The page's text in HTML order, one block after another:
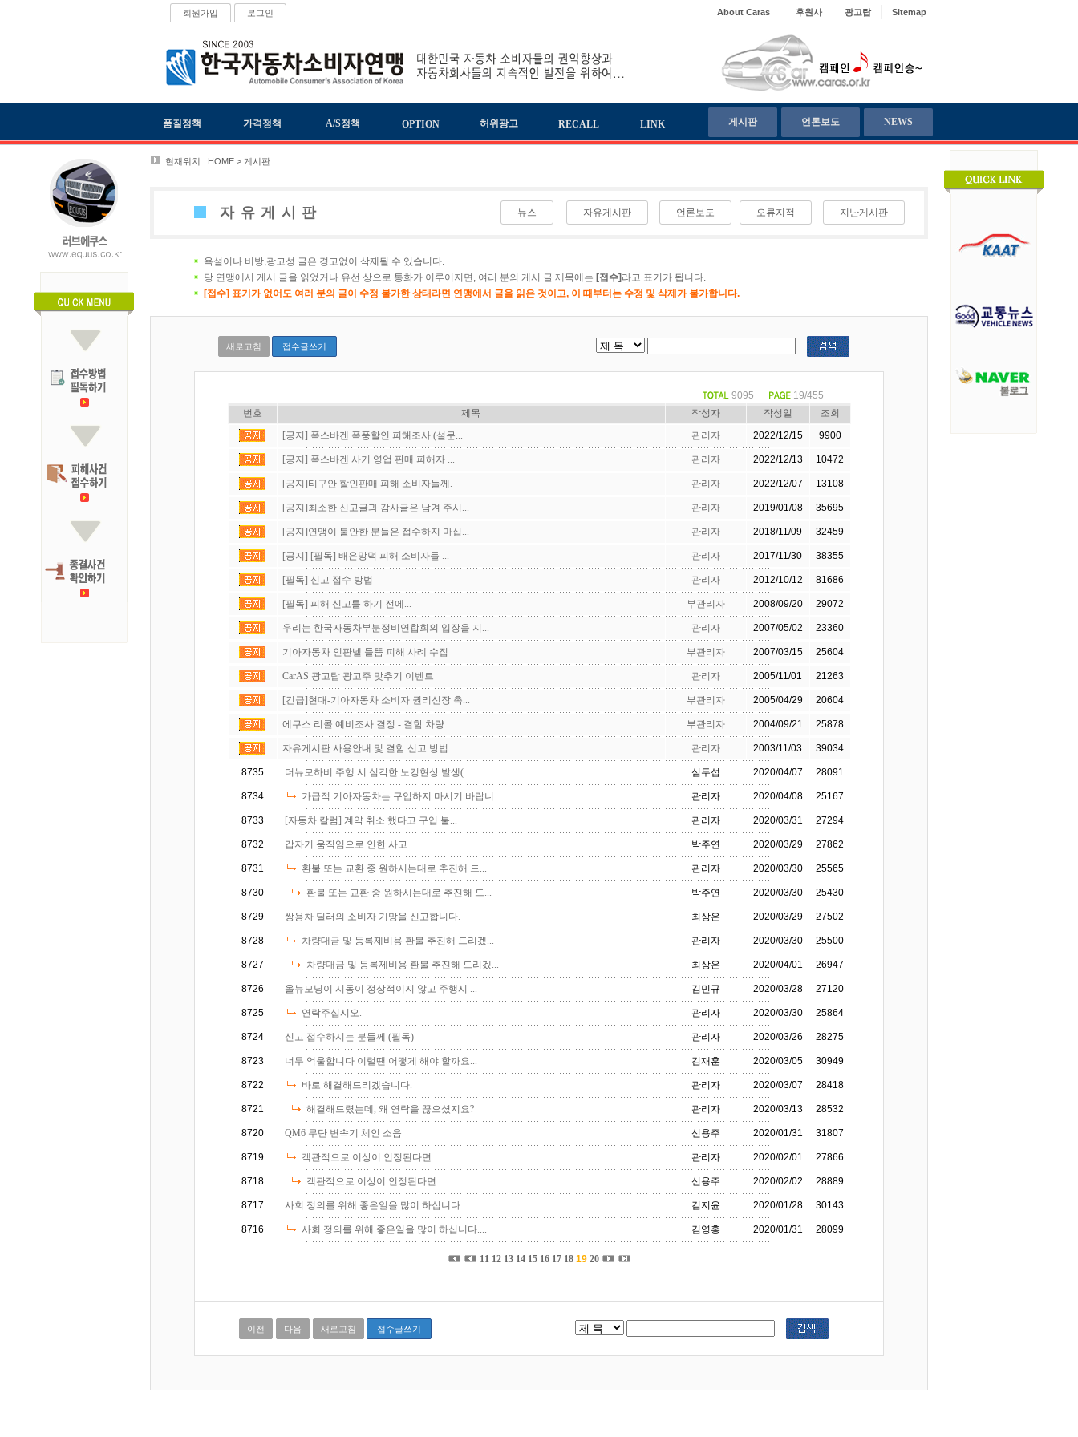
회원가입 로그인 About Caras 후원사 광고탑 Sitemap
품질정책 가격정책 A/S정책 OPTION 허위광고 RECALL LINK 게시판 언론보도 NEWS
현재위치 : HOME > 게시판
자유게시판 뉴스 자유게시판 언론보도 오류지적 지난게시판
욕설이나 비방,광고성 글은 경고없이 삭제될 수 있습니다.
당 연맹에서 게시 글을 읽었거나 유선 상으로 통화가 이루어지면, 여러 분의 게시 글 제목에는 [접수] 라고 표기가 됩니다.
[접수] 표기가 없어도 여러 분의 글이 수정 불가한 상태라면 연맹에서 글을 읽은 것이고, 이 때부터는 수정 및 삭제가 불가합니다.
새로고침 접수글쓰기
9095
19/455
번호
제목 작성자 작성일
조회
[공지] 폭스바겐 폭풍할인 피해조사 (설문...
관리자 2022/12/15 9900
[공지] 폭스바겐 사기 영업 판매 피해자 ... 관리자 2022/12/13 10472
[공지]티구안 할인판매 피해 소비자들께. 관리자 2022/12/07 13108
[공지]최소한 신고글과 감사글은 남겨 주시... 관리자 2019/01/08 35695
[공지]연맹이 불안한 분들은 접수하지 마십... 관리자 2018/11/09 32459
[공지] [필독] 배은망덕 피해 소비자들 ... 관리자 2017/11/30 38355
[필독] 신고 접수 방법 관리자 2012/10/12 81686
[필독] 피해 신고를 하기 전에... 부관리자 2008/09/20 29072
우리는 한국자동차부분정비연합회의 입장을 지... 관리자 2007/05/02 23360
기아자동차 인판넬 들뜸 피해 사례 수집 부관리자 2007/03/15 25604
CarAS 광고탑 광고주 맞추기 이벤트 관리자 2005/11/01 21263
[긴급]현대-기아자동차 소비자 권리신장 촉... 부관리자 2005/04/29 20604
에쿠스 리콜 예비조사 결정 - 결함 차량 ... 부관리자 2004/09/21 25878
자유게시판 사용안내 및 결함 신고 방법 관리자 2003/11/03 39034
8735 더뉴모하비 주행 시 심각한 노킹현상 발생(... 심두섭 2020/04/07 28091
8734 가급적 기아자동차는 구입하지 마시기 바랍니... 관리자 2020/04/08 25167
8733 [자동차 칼럼] 계약 취소 했다고 구입 불... 관리자 2020/03/31 27294
8732 갑자기 움직임으로 인한 사고 박주연 2020/03/29 27862
8731 환불 또는 교환 중 원하시는대로 추진해 드... 관리자 2020/03/30 25565
8730 환불 또는 교환 중 원하시는대로 추진해 드... 박주연 2020/03/30 25430
8729 쌍용차 딜러의 소비자 기망을 신고합니다. 최상은 2020/03/29 27502
8728 차량대금 및 등록제비용 환불 추진해 드리겠... 관리자 2020/03/30 25500
8727 차량대금 및 등록제비용 환불 추진해 드리겠... 최상은 2020/04/01 26947
8726 올뉴모닝이 시동이 정상적이지 않고 주행시 ... 김민규 2020/03/28 27120
8725 연락주십시오. 관리자 2020/03/30 25864
8724 신고 접수하시는 분들께 (필독) 관리자 2020/03/26 28275
8723 너무 억울합니다 이럴땐 어떻게 해야 할까요... 김재훈 2020/03/05 30949
8722 바로 해결해드리겠습니다. 관리자 2020/03/07 28418
8721 해결해드렸는데, 왜 연락을 끊으셨지요? 관리자 2020/03/13 28532
8720 QM6 무단 변속기 체인 소음 신용주 2020/01/31 31807
8719 객관적으로 이상이 인정된다면... 관리자 2020/02/01 27866
8718 객관적으로 이상이 인정된다면... 신용주 2020/02/02 28889
8717 사회 정의를 위해 좋은일을 많이 하십니다.... 김지윤 2020/01/28 30143
8716 사회 정의를 위해 좋은일을 많이 하십니다.... 김영홍 2020/01/31 28099
11 12 13 14 15 16 17 18 19 20
이전 다음 새로고침 접수글쓰기